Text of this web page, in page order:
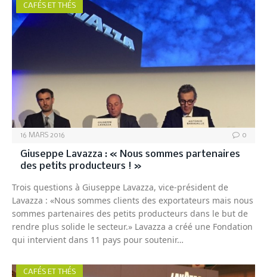
CAFÉS ET THÉS
16 MARS 2016 0
Giuseppe Lavazza : « Nous sommes partenaires
des petits producteurs ! »
Trois questions à Giuseppe Lavazza, vice-président de
Lavazza : «Nous sommes clients des exportateurs mais nous
sommes partenaires des petits producteurs dans le but de
rendre plus solide le secteur.» Lavazza a créé une Fondation
qui intervient dans 11 pays pour soutenir…
CAFÉS ET THÉS